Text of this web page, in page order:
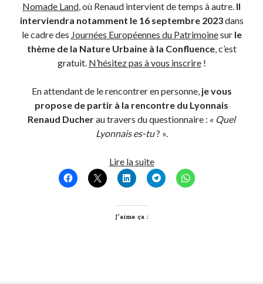
Nomade Land, où Renaud intervient de temps à autre. Il
interviendra notamment le 16 septembre 2023dans
le cadre des Journées Européennes du Patrimoinesur le
thème de la Nature Urbaine à la Confluence, c’est
gratuit. N’hésitez pas à vous inscrire!
En attendant de le rencontrer en personne, je vous
propose de partir à la rencontre du Lyonnais
Renaud Ducherau travers du questionnaire : « Quel
Lyonnais es-tu? ».
Lire la suiteQuel
Lyonnais
es-
J’aime ça :